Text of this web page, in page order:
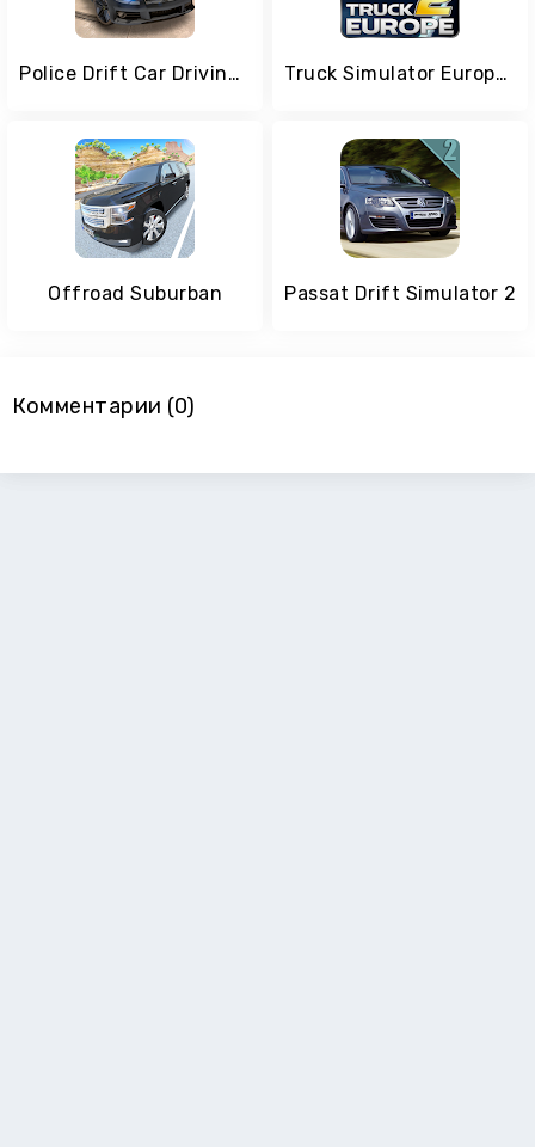
Police Drift Car Driving Simulator Truck Simulator Europe 2
Offroad Suburban Passat Drift Simulator 2
Комментарии (0)